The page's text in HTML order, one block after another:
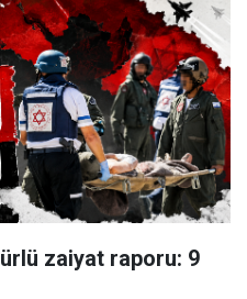
zaiyat raporu: 9